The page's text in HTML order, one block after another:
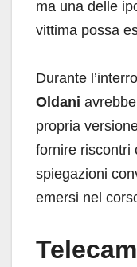
ma una delle
vittima possa
Durante
Oldani
propria
fornire riscontri
spiegazioni
emersi nel